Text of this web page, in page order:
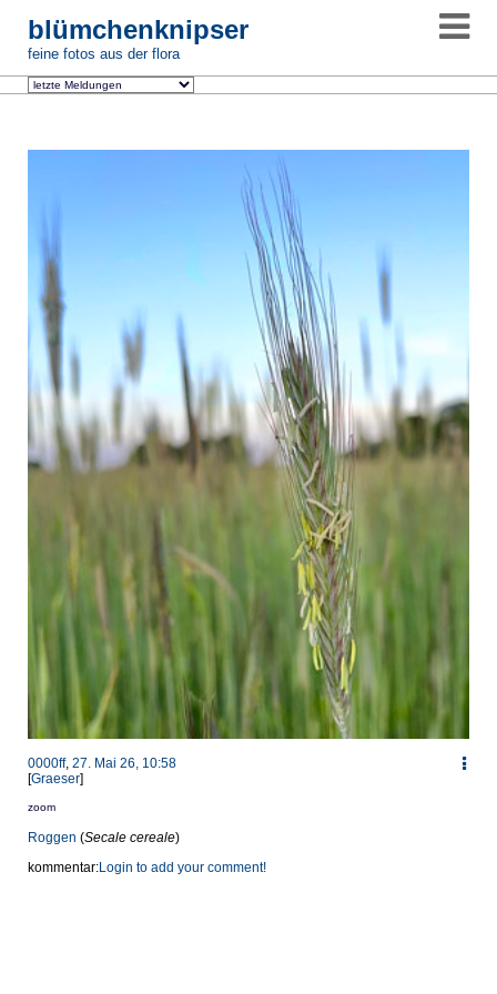
blümchenknipser
feine fotos aus der flora
0000ff, 27. Mai 26, 10:58
[Graeser]
zoom
Roggen (Secale cereale)
kommentar:Login to add your comment!